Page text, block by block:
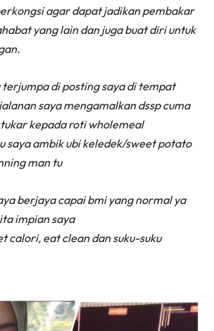
agar dapat jadikan pembakar
yang lain dan juga buat diri untuk
terjumpa di posting saya di tempat
saya mengamalkan dssp cuma
kepada roti wholemeal
saya ambik ubi keledek/sweet potato
man tu
berjaya capai bmi yang normal ya
impian saya
calori, eat clean dan suku-suku